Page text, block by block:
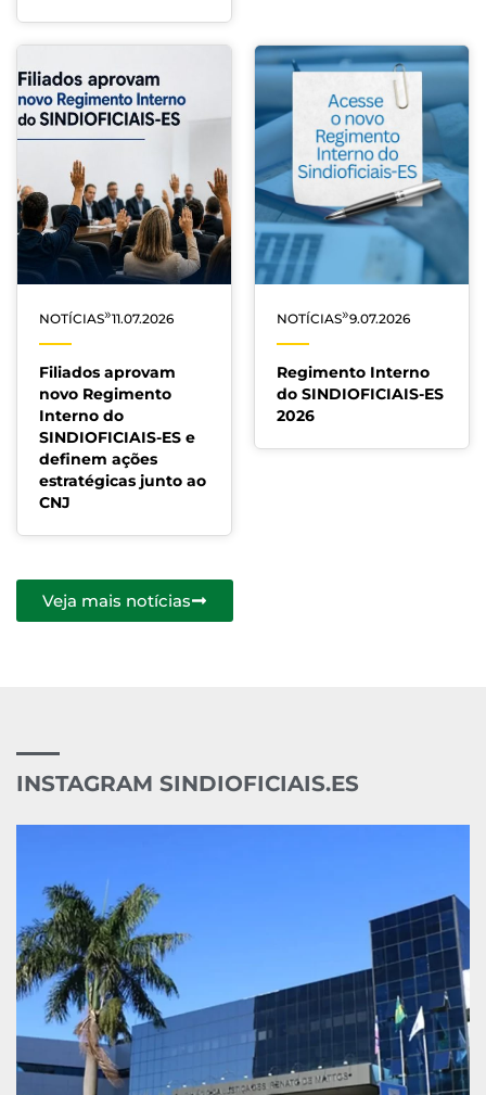
NOTÍCIAS»11.07.2026
Filiados aprovam
novo Regimento
Interno do
SINDIOFICIAIS-ES e
definem ações
estratégicas junto ao
CNJ
NOTÍCIAS»9.07.2026
Regimento Interno
do SINDIOFICIAIS-ES
2026
Veja mais notícias
INSTAGRAM SINDIOFICIAIS.ES